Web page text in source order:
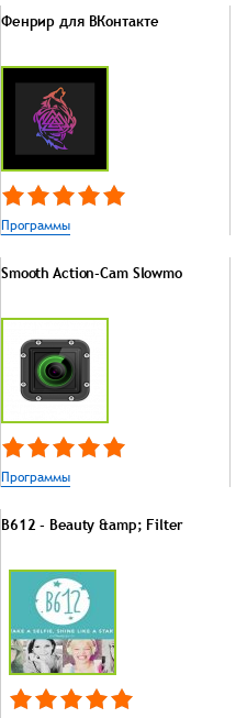
Фенрир для ВКонтакте
Программы
Smooth Action-Cam Slowmo
Программы
B612 - Beauty &amp; Filter